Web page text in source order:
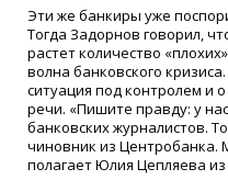
Эти же банкиры уже
Тогда Задорнов говорил,
растет количество
волна банковского
ситуация под контролем и
речи. «Пишите правду: у
банковских журналистов.
чиновник из Центробанка.
полагает Юлия Цепляева из